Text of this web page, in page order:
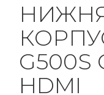
G500S
HDMI